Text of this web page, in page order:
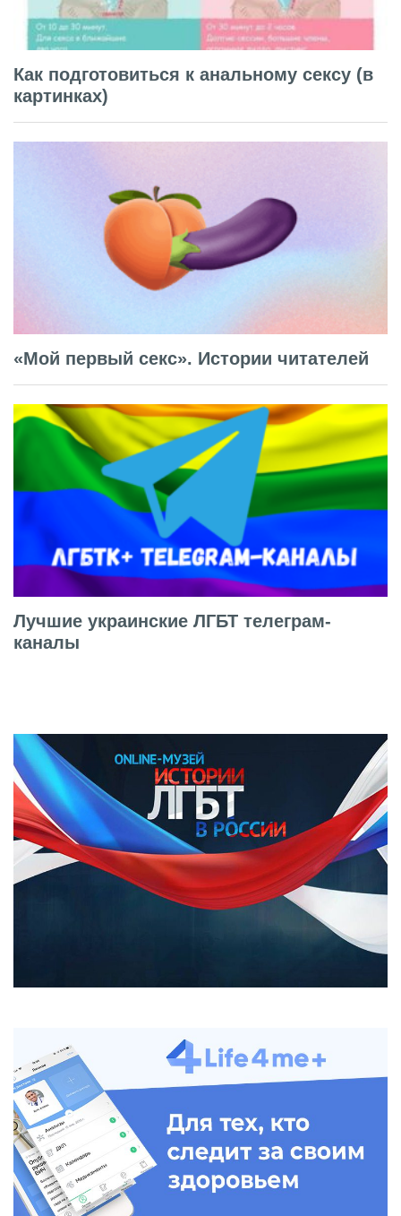
Как подготовиться к анальному сексу (в
картинках)
«Мой первый секс». Истории читателей
Лучшие украинские ЛГБТ телеграм-
каналы